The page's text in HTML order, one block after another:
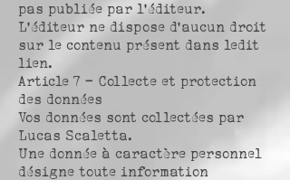
pas publiée par l’éditeur.
L’éditeur ne dispose d’aucun droit
sur le contenu présent dans ledit
lien.
Article 7 – Collecte et protection
des données
Vos données sont collectées par
Lucas Scaletta.
Une donnée à caractère personnel
désigne toute information